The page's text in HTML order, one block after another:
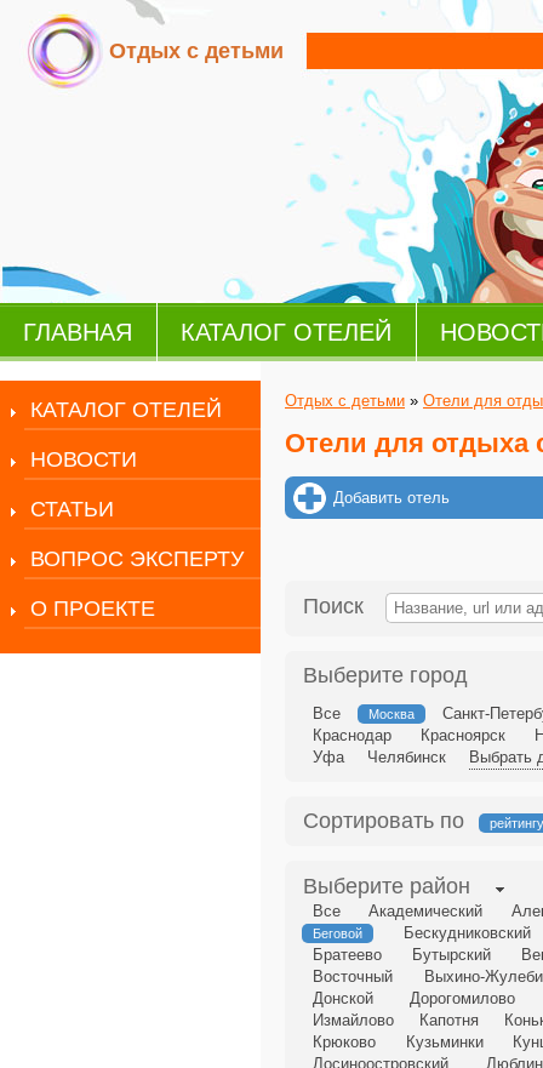
Отдых с детьми
ГЛАВНАЯ КАТАЛОГ ОТЕЛЕЙ
КАТАЛОГ ОТЕЛЕЙ
НОВОСТИ
СТАТЬИ
ВОПРОС ЭКСПЕРТУ
О ПРОЕКТЕ
Отдых с детьми » Отели для
Отели для отдыха
Добавить отель
Поиск
Выберите город
Все Москва
Санкт-
Краснодар
Красноярск
Уфа
Челябинск Выбрать
Сортировать по рейтингу
Выберите район
Все Академический
Беговой
Бескудниковский
Братеево
Бутырский
Восточный
Выхино-
Донской
Дорогомилово
Измайлово
Капотня
Крюково
Кузьминки
Лосиноостровский